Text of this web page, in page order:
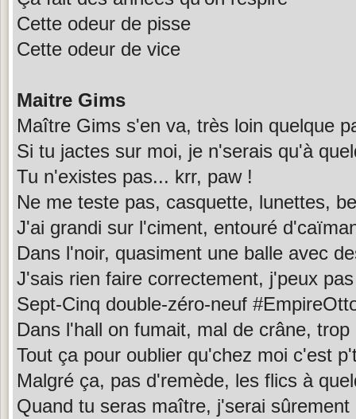
Cette odeur de pisse
Cette odeur de vice
Maitre Gims
Maître Gims s'en va, très loin quelque
Si tu jactes sur moi, je n'serais qu'à
Tu n'existes pas... krr, paw !
Ne me teste pas, casquette, lunettes,
J'ai grandi sur l'ciment, entouré
Dans l'noir, quasiment une balle avec
J'sais rien faire correctement, j'peux
Sept-Cinq double-zéro-neuf
Dans l'hall on fumait, mal de crâne, trop
Tout ça pour oublier qu'chez moi c'est
Malgré ça, pas d'remède, les flics à
Quand tu seras maître, j'serai